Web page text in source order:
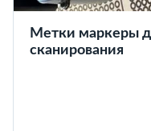
Метки маркеры
сканирования